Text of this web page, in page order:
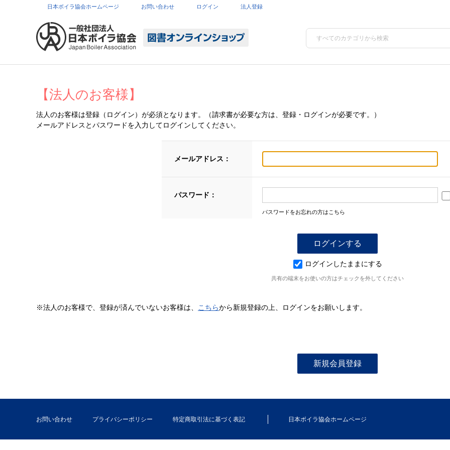
日本ボイラ協会ホームページ お問い合わせ ログイン 法人登録
【法人のお客様】
法人のお客様は登録（ログイン）が必須となります。（請求書が必要な方は、登録・ログインが必要です。）
メールアドレスとパスワードを入力してログインしてください。
メールアドレス：
パスワード：
パスワードをお忘れの方はこちら
ログインしたままにする
共有の端末をお使いの方はチェックを外してください
※法人のお客様で、登録が済んでいないお客様は、 こちらから新規登録の上、ログインをお願いします。
お問い合わせ プライバシーポリシー 特定商取引法に基づく表記 日本ボイラ協会ホームページ